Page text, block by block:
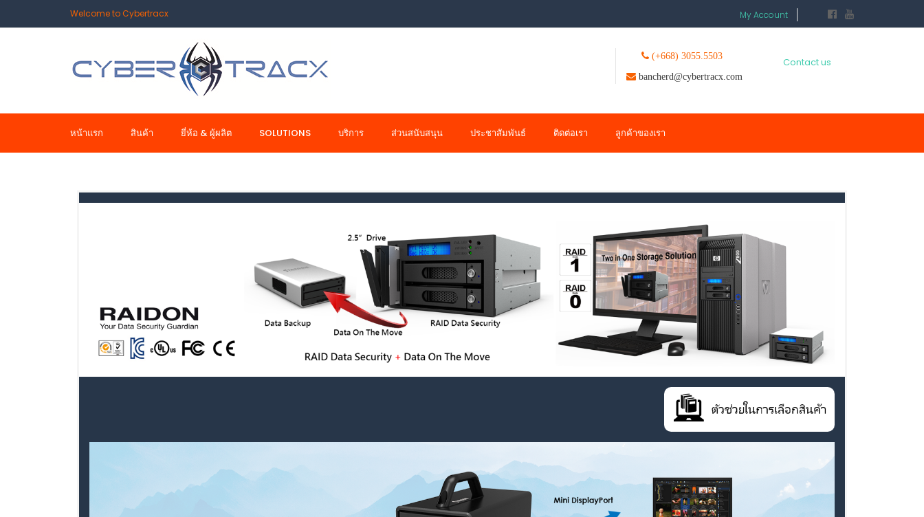
Welcome to Cybertracx My Account
(+668) 3055.5503
bancherd@cybertracx.com
Contact us
หน้าแรก สินค้า ยี่ห้อ & ผู้ผลิต SOLUTIONS บริการ ส่วนสนับสนุน ประชาสัมพันธ์ ติดต่อเรา ลูกค้าของเรา